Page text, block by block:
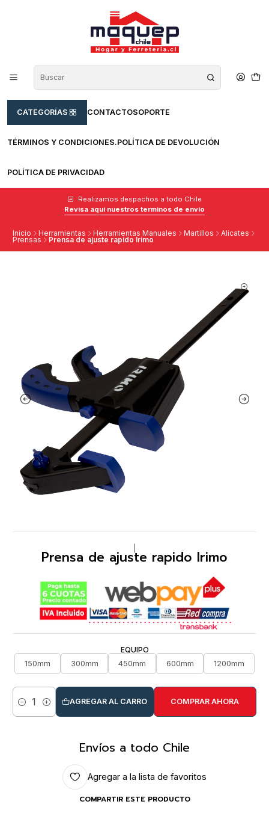
CATEGORÍAS CONTACTOSOPORTE
TÉRMINOS Y CONDICIONES.POLÍTICA DE DEVOLUCIÓN
POLÍTICA DE PRIVACIDAD
Realizamos despachos a todo Chile
Revisa aquí nuestros terminos de envío
Inicio Herramientas Herramientas Manuales Martillos Alicates
Prensas Prensa de ajuste rapido Irimo
Prensa de ajuste rapido Irimo
EQUIPO
150mm
300mm 450mm 600mm 1200mm
Cantidad
AGREGAR AL CARRO COMPRAR AHORA
Envíos a todo Chile
Agregar a la lista de favoritos
COMPARTIR ESTE PRODUCTO